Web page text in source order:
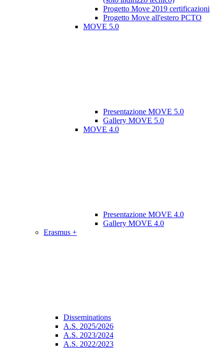
Progetto Move 2019 certificazioni
Progetto Move all'estero PCTO
MOVE 5.0
Presentazione MOVE 5.0
Gallery MOVE 5.0
MOVE 4.0
Presentazione MOVE 4.0
Gallery MOVE 4.0
Erasmus +
Disseminations
A.S. 2025/2026
A.S. 2023/2024
A.S. 2022/2023